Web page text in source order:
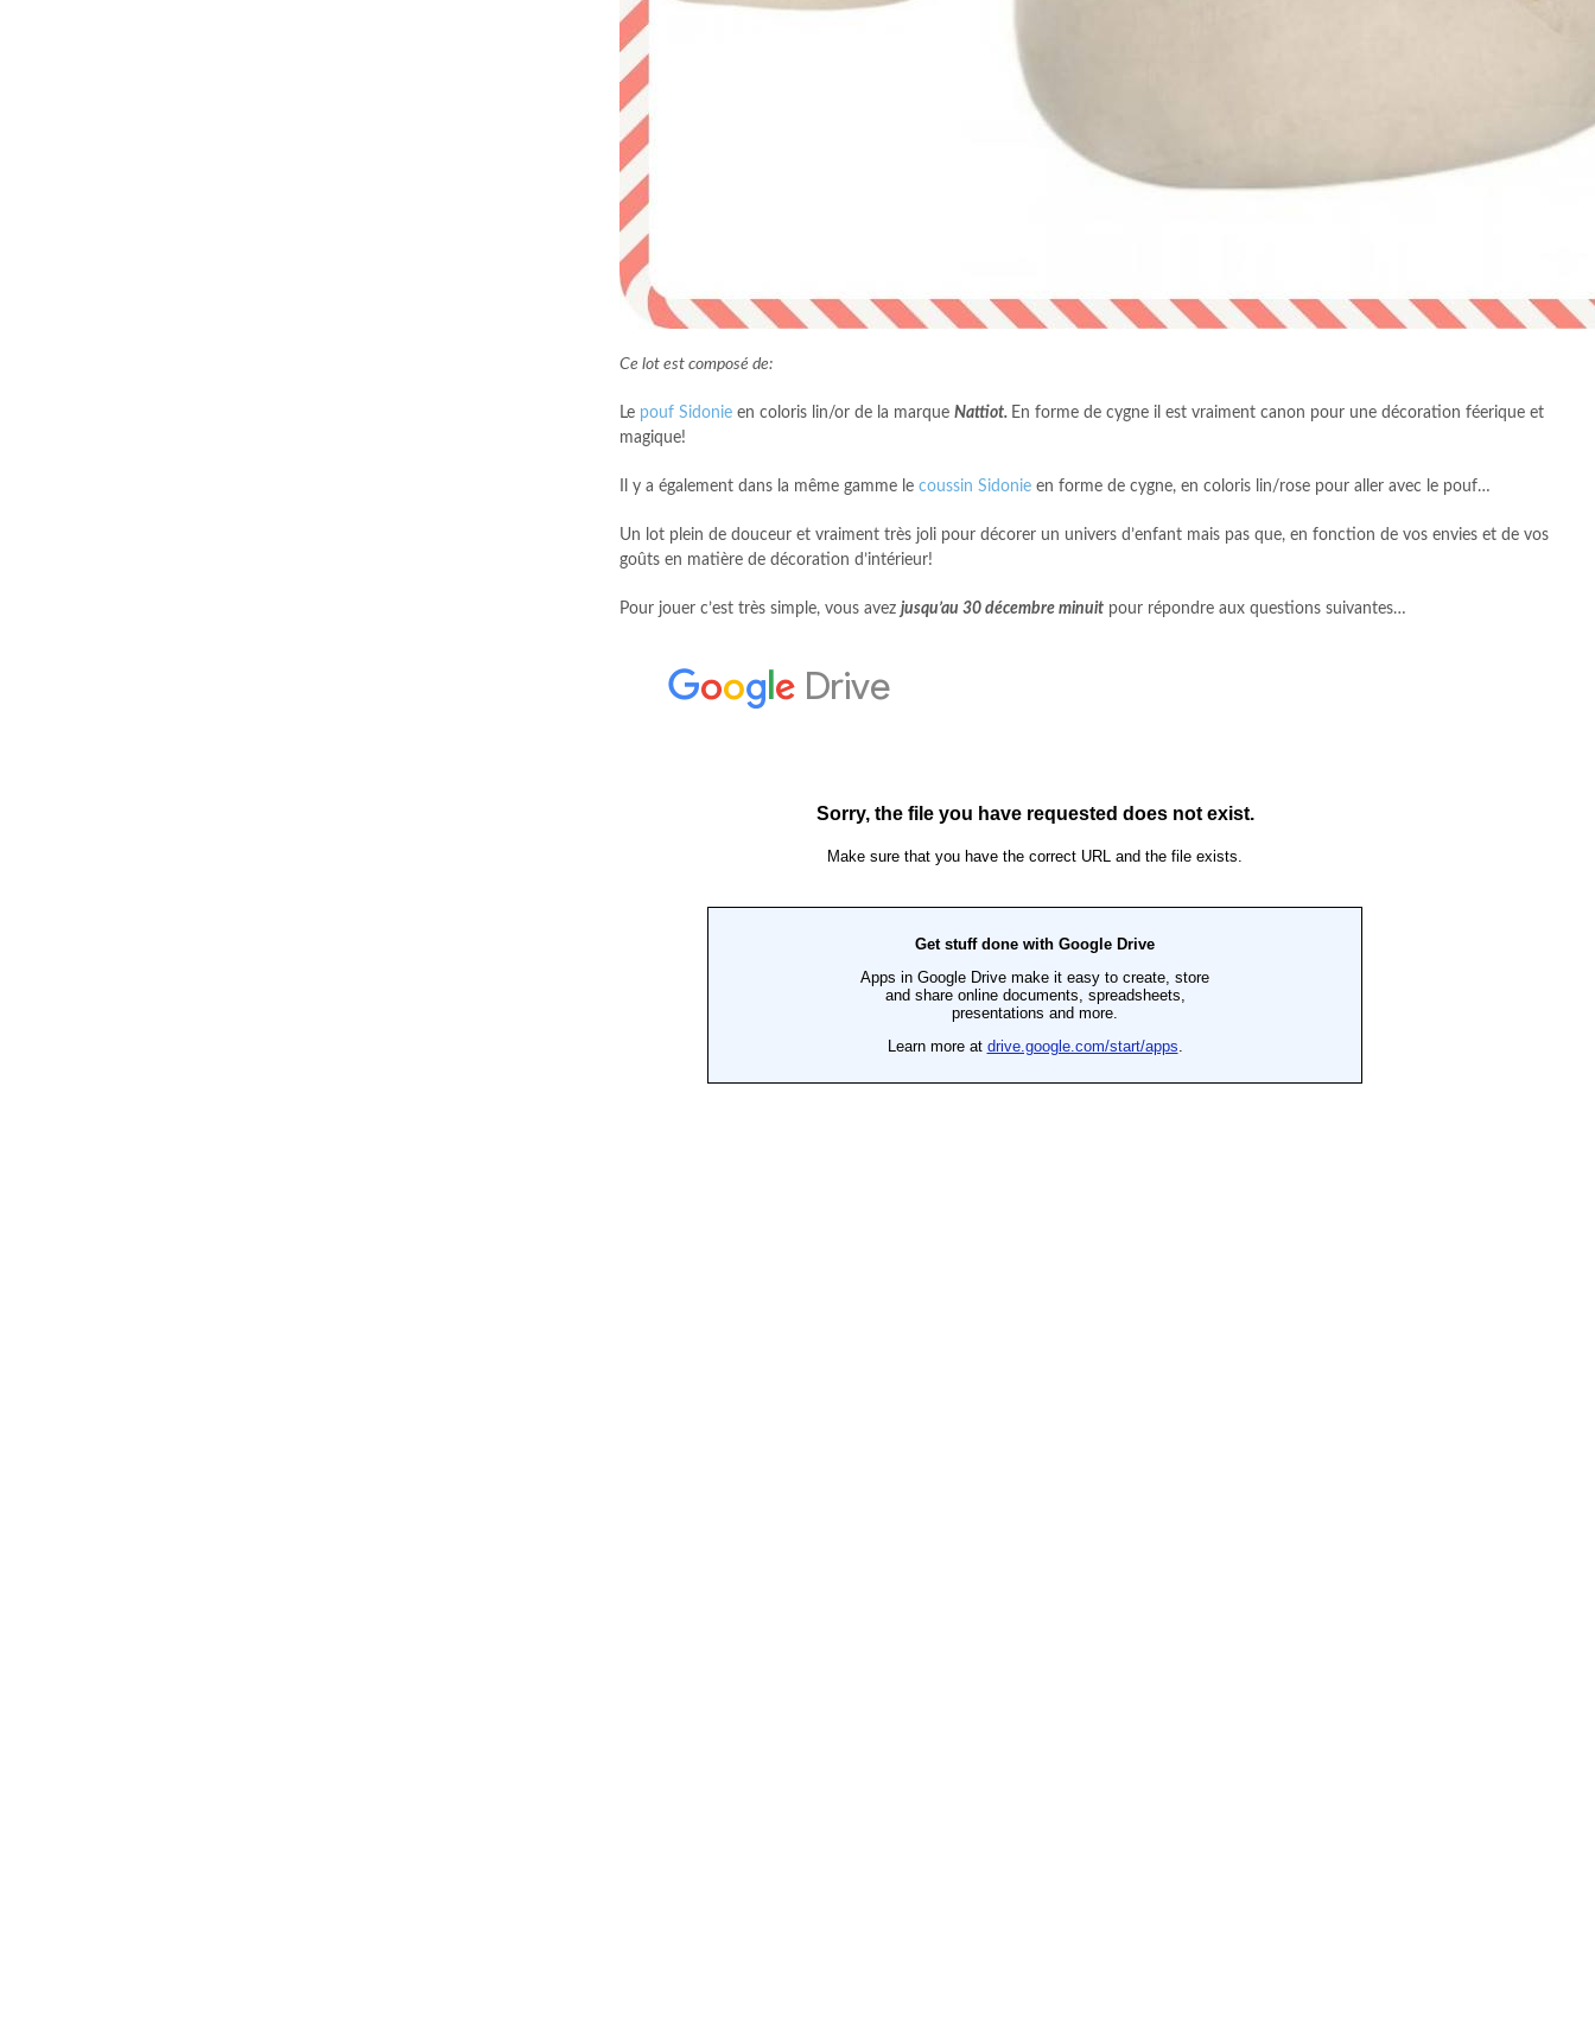
Ce lot est composé de:
Le pouf Sidonie en coloris lin/or de la marque Nattiot. En forme de cygne il est vraiment canon pour une décoration féerique et
magique!
Il y a également dans la même gamme le coussin Sidonie en forme de cygne, en coloris lin/rose pour aller avec le pouf…
Un lot plein de douceur et vraiment très joli pour décorer un univers d’enfant mais pas que, en fonction de vos envies et de vos
goûts en matière de décoration d’intérieur!
Pour jouer c’est très simple, vous avez jusqu’au 30 décembre minuit pour répondre aux questions suivantes…